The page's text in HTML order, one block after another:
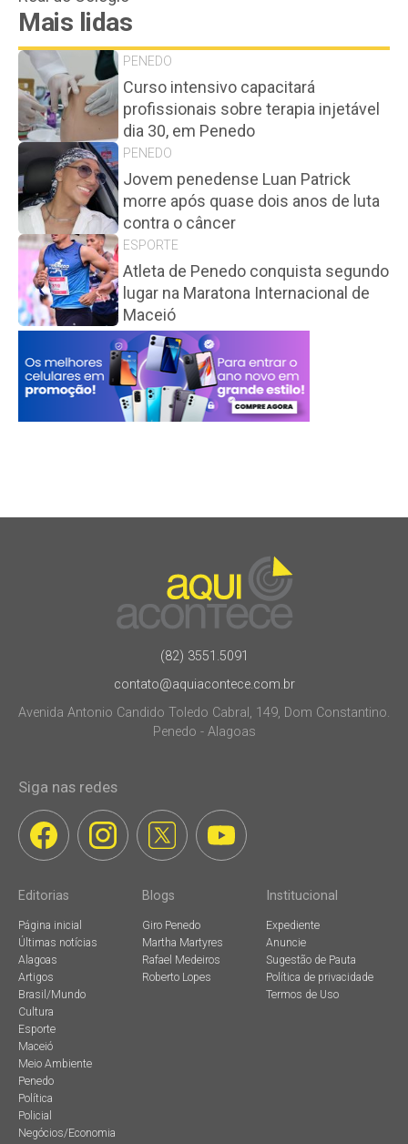
Mais lidas
PENEDO
Curso intensivo capacitará
profissionais sobre terapia injetável
dia 30, em Penedo
PENEDO
Jovem penedense Luan Patrick
morre após quase dois anos de luta
contra o câncer
ESPORTE
Atleta de Penedo conquista segundo
lugar na Maratona Internacional de
Maceió
(82) 3551.5091
contato@aquiacontece.com.br
Avenida Antonio Candido Toledo Cabral, 149, Dom Constantino.
Penedo - Alagoas
Siga nas redes
Editorias
Página inicial
Últimas notícias
Alagoas
Artigos
Brasil/Mundo
Cultura
Esporte
Maceió
Meio Ambiente
Penedo
Política
Policial
Negócios/Economia
Blogs
Giro Penedo
Martha Martyres
Rafael Medeiros
Roberto Lopes
Institucional
Expediente
Anuncie
Sugestão de Pauta
Política de privacidade
Termos de Uso